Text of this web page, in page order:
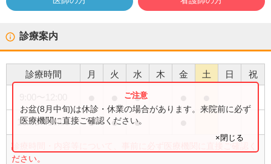
診療案内
診療時間 月 火 水 木 金 土 日 祝
●
16:00〜18:00 ● ● ●
診療時間・内容等について、事前に必ず医療機関に直接ご確認く
ださい。
お盆(8月中旬)は休診・休業の場合があります。来院前に必ず
医療機関に直接ご確認ください。
×閉じる